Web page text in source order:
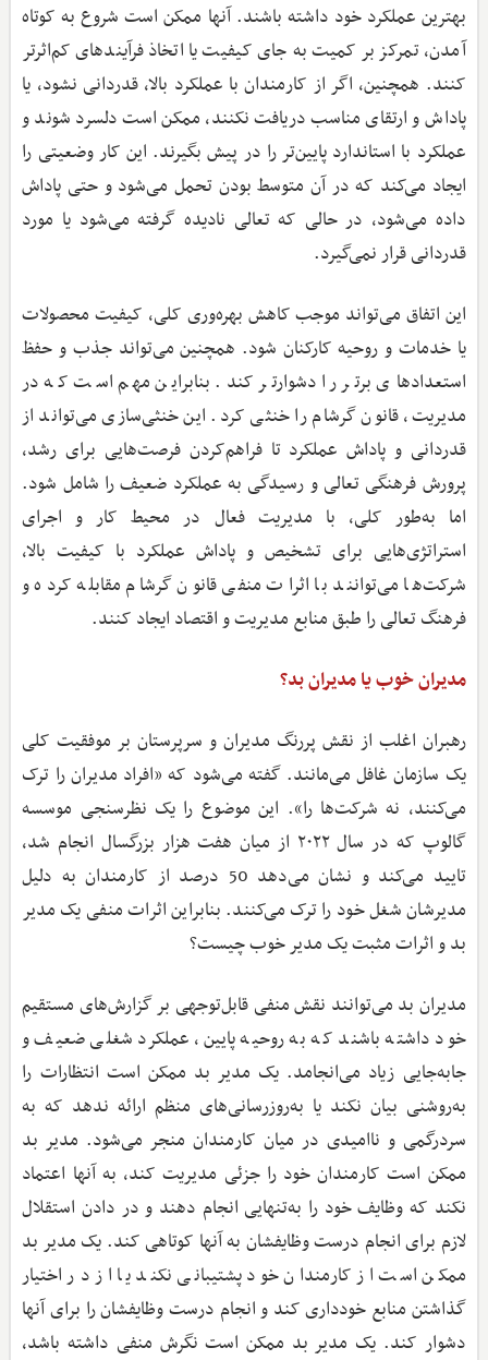
بهترین عملکرد خود داشته باشند. آنها ممکن است شروع به کوتاه
آمدن، تمرکز بر کمیت به جای کیفیت یا اتخاذ فرآیندهای کم‌اثرتر
کنند. همچنین، اگر از کارمندان با عملکرد بالا، قدردانی نشود، یا
پاداش و ارتقای مناسب دریافت نکنند، ممکن است دلسرد شوند و
عملکرد با استاندارد پایین‌تر را در پیش بگیرند. این کار وضعیتی را
ایجاد می‌کند که در آن متوسط بودن تحمل می‌شود و حتی پاداش
داده می‌شود، در حالی که تعالی نادیده گرفته می‌شود یا مورد
قدردانی قرار نمی‌گیرد.
این اتفاق می‌تواند موجب کاهش بهره‌وری کلی، کیفیت محصولات
یا خدمات و روحیه کارکنان شود. همچنین می‌تواند جذب و حفظ
استعدادهای برتر را دشوارتر کند. بنابراین مهم است که در
مدیریت، قانون گرشام را خنثی کرد. این خنثی‌سازی می‌تواند از
قدردانی و پاداش عملکرد تا فراهم‌کردن فرصت‌هایی برای رشد،
پرورش فرهنگی تعالی و رسیدگی به عملکرد ضعیف را شامل شود.
اما به‌طور کلی، با مدیریت فعال در محیط کار و اجرای
استراتژی‌هایی برای تشخیص و پاداش عملکرد با کیفیت بالا،
شرکت‌ها می‌توانند با اثرات منفی قانون گرشام مقابله کرده و
فرهنگ تعالی را طبق منابع مدیریت و اقتصاد ایجاد کنند.
مدیران خوب یا مدیران بد؟
رهبران اغلب از نقش پررنگ مدیران و سرپرستان بر موفقیت کلی
یک سازمان غافل می‌مانند. گفته می‌شود که «افراد مدیران را ترک
می‌کنند، نه شرکت‌ها را». این موضوع را یک نظرسنجی موسسه
گالوپ که در سال ۲۰۲۲ از میان هفت هزار بزرگسال انجام شد،
تایید می‌کند و نشان می‌دهد 50 درصد از کارمندان به دلیل
مدیرشان شغل خود را ترک می‌کنند. بنابراین اثرات منفی یک مدیر
بد و اثرات مثبت یک مدیر خوب چیست؟
مدیران بد می‌توانند نقش منفی قابل‌توجهی بر گزارش‌های مستقیم
خود داشته باشند که به روحیه پایین، عملکرد شغلی ضعیف و
جابه‌جایی زیاد می‌انجامد. یک مدیر بد ممکن است انتظارات را
به‌روشنی بیان نکند یا به‌روزرسانی‌های منظم ارائه ندهد که به
سردرگمی و ناامیدی در میان کارمندان منجر می‌شود. مدیر بد
ممکن است کارمندان خود را جزئی مدیریت کند، به آنها اعتماد
نکند که وظایف خود را به‌تنهایی انجام دهند و در دادن استقلال
لازم برای انجام درست وظایفشان به آنها کوتاهی کند. یک مدیر بد
ممکن است از کارمندان خود پشتیبانی نکند یا از در اختیار
گذاشتن منابع خودداری کند و انجام درست وظایفشان را برای آنها
دشوار کند. یک مدیر بد ممکن است نگرش منفی داشته باشد،